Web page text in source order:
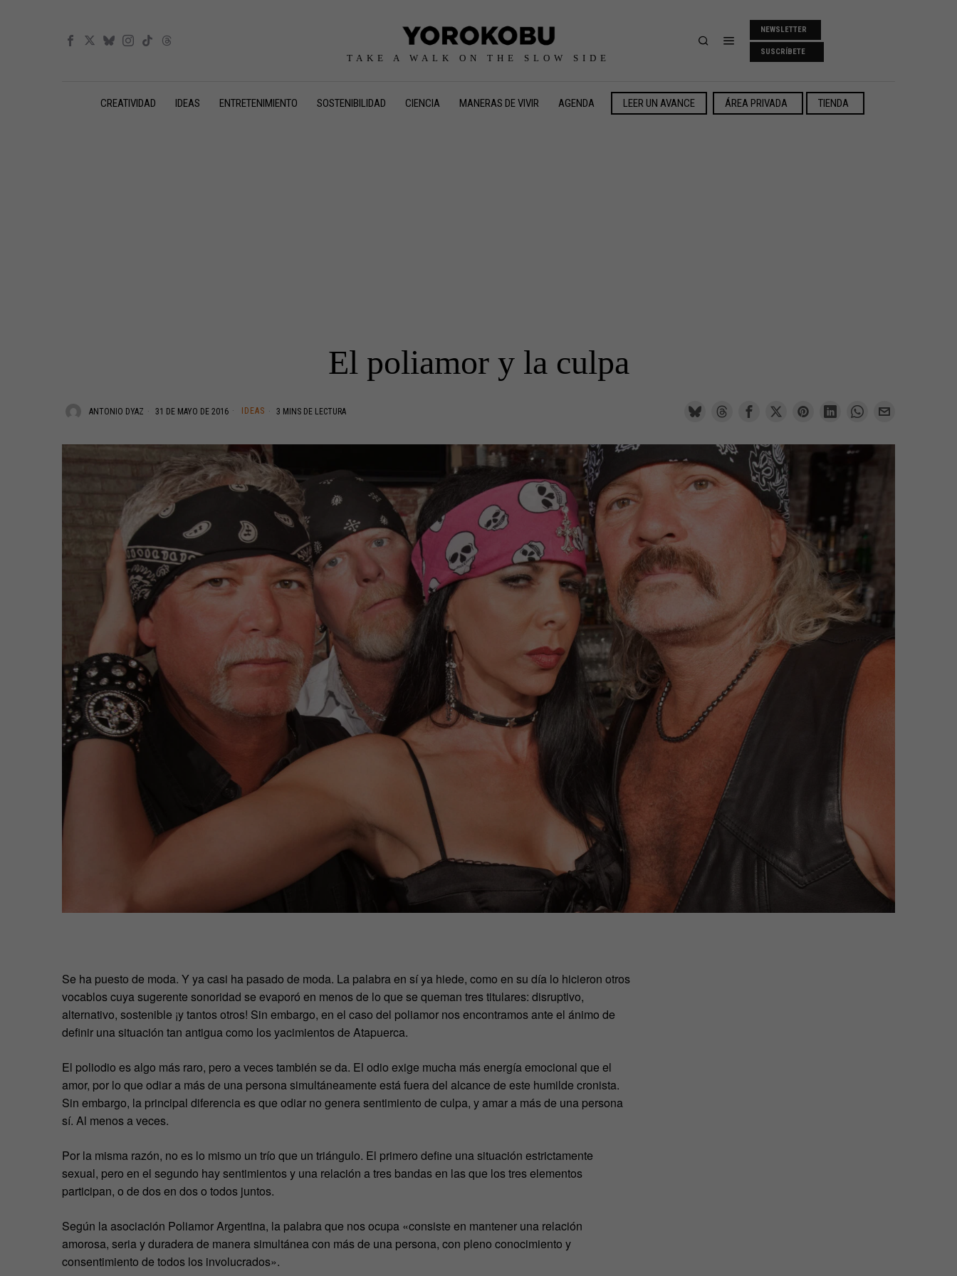
TAKE A WALK ON THE SLOW SIDE
NEWSLETTER
SUSCRÍBETE
CREATIVIDAD IDEAS ENTRETENIMIENTO SOSTENIBILIDAD CIENCIA MANERAS DE VIVIR AGENDA LEER UN AVANCE ÁREA PRIVADA TIENDA
El poliamor y la culpa
ANTONIO DYAZ 31 DE MAYO DE 2016 IDEAS 3 MINS DE LECTURA
Se ha puesto de moda. Y ya casi ha pasado de moda. La palabra en sí ya hiede, como en su día lo hicieron otros
vocablos cuya sugerente sonoridad se evaporó en menos de lo que se queman tres titulares: disruptivo,
alternativo, sostenible ¡y tantos otros! Sin embargo, en el caso del poliamor nos encontramos ante el ánimo de
definir una situación tan antigua como los yacimientos de Atapuerca.
El poliodio es algo más raro, pero a veces también se da. El odio exige mucha más energía emocional que el
amor, por lo que odiar a más de una persona simultáneamente está fuera del alcance de este humilde cronista.
Sin embargo, la principal diferencia es que odiar no genera sentimiento de culpa, y amar a más de una persona
sí. Al menos a veces.
Por la misma razón, no es lo mismo un trío que un triángulo. El primero define una situación estrictamente
sexual, pero en el segundo hay sentimientos y una relación a tres bandas en las que los tres elementos
participan, o de dos en dos o todos juntos.
Según la asociación Poliamor Argentina, la palabra que nos ocupa «consiste en mantener una relación
amorosa, seria y duradera de manera simultánea con más de una persona, con pleno conocimiento y
consentimiento de todos los involucrados».